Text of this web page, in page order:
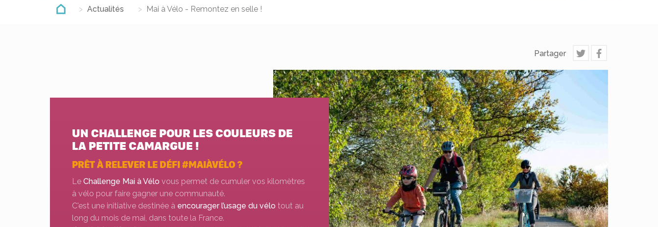
Actualités Mai à Vélo - Remontez en selle !
Partager
UN CHALLENGE POUR LES COULEURS DE
LA PETITE CAMARGUE !
PRÊT À RELEVER LE DÉFI #MAIÀVÉLO ?
Le Challenge Mai à Vélo vous permet de cumuler vos kilomètres
à vélo pour faire gagner une communauté.
C'est une initiative destinée à encourager l’usage du vélo tout au
long du mois de mai, dans toute la France.